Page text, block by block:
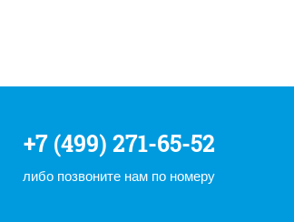
+7 (499) 271-65-52
либо позвоните нам по номеру